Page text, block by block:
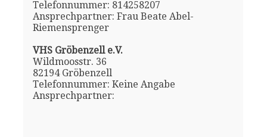
Telefonnummer: 814258207
Ansprechpartner: Frau Beate Abel-
Riemensprenger
VHS Gröbenzell e.V.
Wildmoosstr. 36
82194 Gröbenzell
Telefonnummer: Keine Angabe
Ansprechpartner: